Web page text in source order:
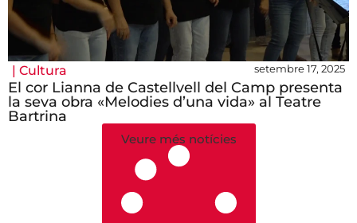
| Cultura setembre 17, 2025
El cor Lianna de Castellvell del Camp presenta
la seva obra «Melodies d’una vida» al Teatre
Bartrina
Veure més notícies